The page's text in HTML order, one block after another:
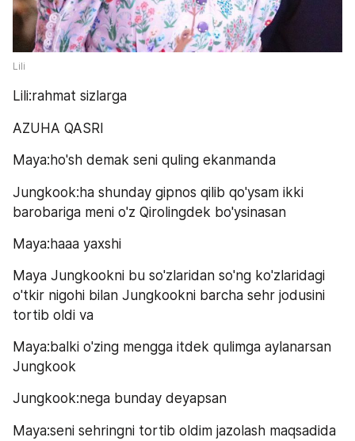
Lili
Lili:rahmat sizlarga
AZUHA QASRI
Maya:ho'sh demak seni quling ekanmanda
Jungkook:ha shunday gipnos qilib qo'ysam ikki
barobariga meni o'z Qirolingdek bo'ysinasan
Maya:haaa yaxshi
Maya Jungkookni bu so'zlaridan so'ng ko'zlaridagi
o'tkir nigohi bilan Jungkookni barcha sehr jodusini
tortib oldi va
Maya:balki o'zing mengga itdek qulimga aylanarsan
Jungkook
Jungkook:nega bunday deyapsan
Maya:seni sehringni tortib oldim jazolash maqsadida